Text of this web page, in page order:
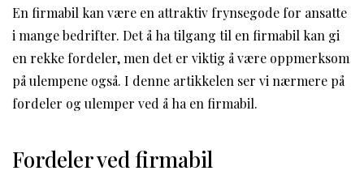
En firmabil kan være en attraktiv frynsegode for ansatte
i mange bedrifter. Det å ha tilgang til en firmabil kan gi
en rekke fordeler, men det er viktig å være oppmerksom
på ulempene også. I denne artikkelen ser vi nærmere på
fordeler og ulemper ved å ha en firmabil.
Fordeler ved firmabil